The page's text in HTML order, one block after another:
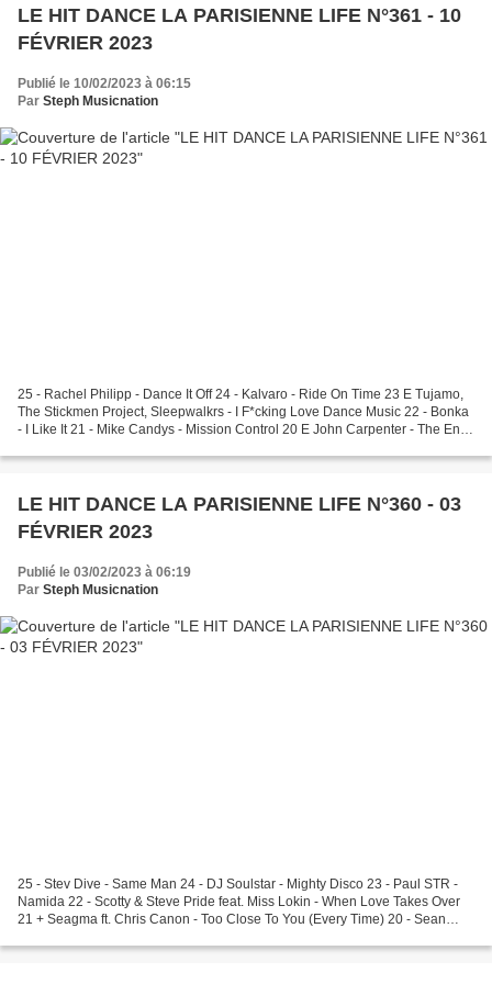
LE HIT DANCE LA PARISIENNE LIFE N°361 - 10
FÉVRIER 2023
Publié le 10/02/2023 à 06:15
Par Steph Musicnation
25 - Rachel Philipp - Dance It Off 24 - Kalvaro - Ride On Time 23 E Tujamo,
The Stickmen Project, Sleepwalkrs - I F*cking Love Dance Music 22 - Bonka
- I Like It 21 - Mike Candys - Mission Control 20 E John Carpenter - The End
LE HIT DANCE LA PARISIENNE LIFE N°360 - 03
FÉVRIER 2023
Publié le 03/02/2023 à 06:19
Par Steph Musicnation
25 - Stev Dive - Same Man 24 - DJ Soulstar - Mighty Disco 23 - Paul STR -
Namida 22 - Scotty & Steve Pride feat. Miss Lokin - When Love Takes Over
21 + Seagma ft. Chris Canon - Too Close To You (Every Time) 20 - Sean